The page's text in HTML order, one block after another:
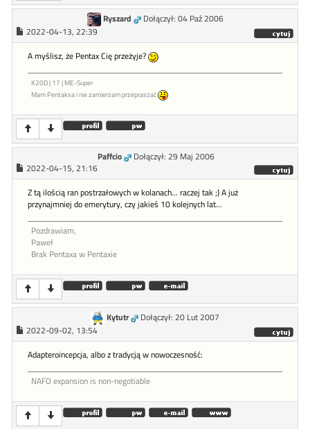
Ryszard
Dołączył: 04 Paź 2006
2022-04-13, 22:39
A myślisz, że Pentax Cię przeżyje?
K20D | 17 | ME-Super
Mam Pentaksa i nie zamierzam przepraszać
Paffcio
Dołączył: 29 Maj 2006
2022-04-15, 21:16
Z tą ilością ran postrzałowych w kolanach... raczej tak ;) A już
przynajmniej do emerytury, czy jakieś 10 kolejnych lat...
Pozdrawiam,
Paweł
Brak Pentaxa w Pentaxie
Kytutr
Dołączył: 20 Lut 2007
2022-09-02, 13:54
Adapteroincepcja, albo z tradycją w nowoczesność:
NAFO expansion is non-negotiable